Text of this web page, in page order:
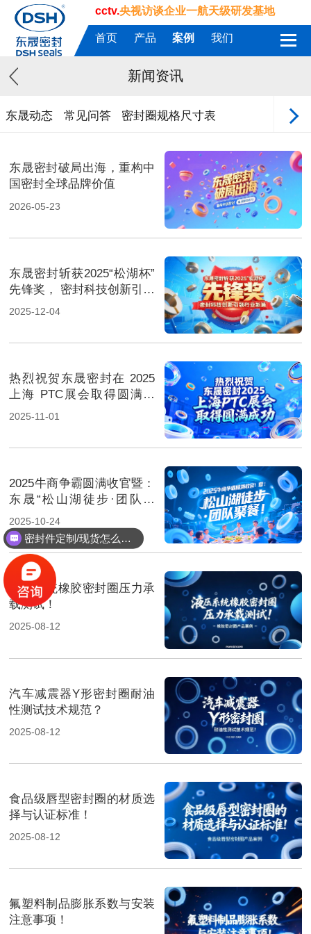
cctv.央视访谈企业一航天级研发基地
首页 产品 案例 我们
新闻资讯
东晟动态 常见问答 密封圈规格尺寸表
东晟密封破局出海，重构中
国密封全球品牌价值
2026-05-23
东晟密封斩获2025“松湖杯”
先锋奖， 密封科技创新引领
行业新篇！
2025-12-04
热烈祝贺东晟密封在 2025
上海 PTC展会取得圆满成
功！
2025-11-01
2025牛商争霸圆满收官暨：
东晟“松山湖徒步·团队聚
餐”！
2025-10-24
液压系统橡胶密封圈压力承
载测试！
2025-08-12
汽车减震器Y形密封圈耐油
性测试技术规范？
2025-08-12
食品级唇型密封圈的材质选
择与认证标准！
2025-08-12
氟塑料制品膨胀系数与安装
注意事项！
密封件定制/现货怎么报价，起订量多少？